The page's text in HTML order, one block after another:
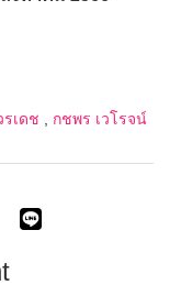
เดช กชพร เวโรจน์